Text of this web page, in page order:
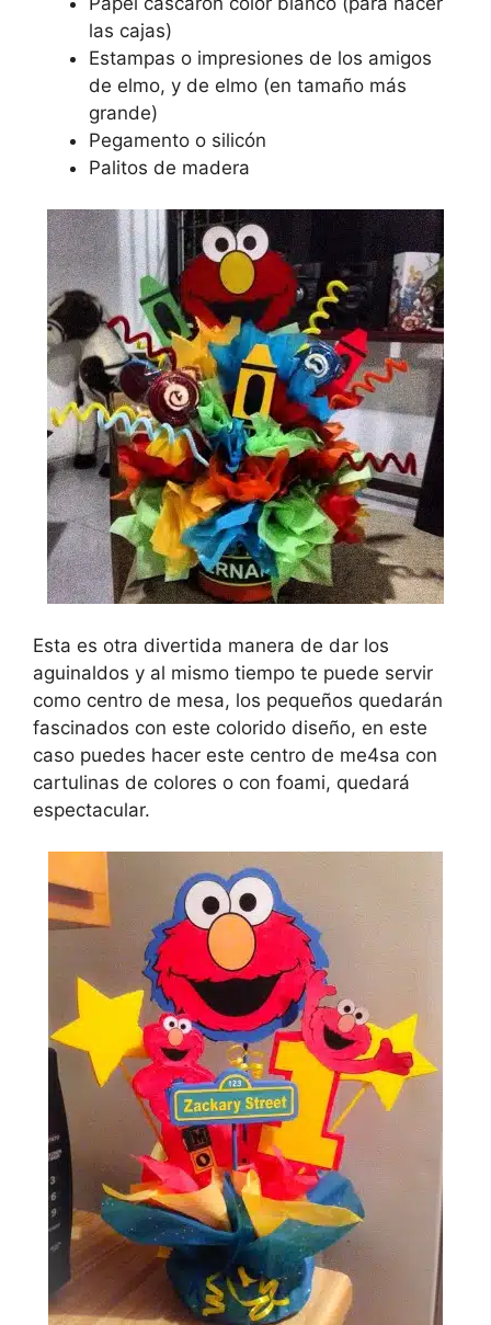
las cajas)
Estampas o impresiones de los amigos
de elmo, y de elmo (en tamaño más
grande)
Pegamento o silicón
Palitos de madera
Esta es otra divertida manera de dar los
aguinaldos y al mismo tiempo te puede servir
como centro de mesa, los pequeños quedarán
fascinados con este colorido diseño, en este
caso puedes hacer este centro de me4sa con
cartulinas de colores o con foami, quedará
espectacular.